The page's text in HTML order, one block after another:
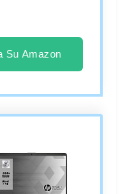
Argento
Su Amazon